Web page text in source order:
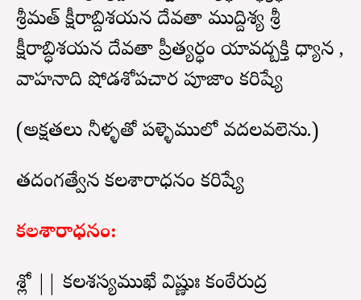
శ్రీమత్ క్షీరాబ్దిశయన దేవతా ముద్దిశ్య శ్రీ
క్షీరాబ్ధిశయన దేవతా ప్రీత్యర్ధం యావద్బక్తి ధ్యాన ,
వాహనాది షోడశోపచార పూజాం కరిష్యే
(అక్షతలు నీళ్ళతో పళ్ళెములో వదలవలెను.)
తదంగత్వేన కలశారాధనం కరిష్యే
కలశారాధనం:
శ్లో || కలశస్యముఖే విష్ణుః కంఠేరుద్ర